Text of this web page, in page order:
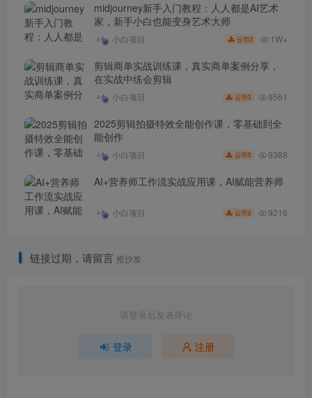
midjourney新手入门教程：人人都是AI艺术
家，新手小白也能变身艺术大师
小白项目 云币3 1W+
剪辑商单实战训练课，真实商单案例分享，
在实战中练会剪辑
小白项目 云币3 9561
2025剪辑拍摄特效全能创作课，零基础到全
能创作
小白项目 云币3 9388
AI+营养师工作流实战应用课，AI赋能营养师
小白项目 云币3 9216
链接过期，请留言 抢沙发
请登录后发表评论
登录 注册